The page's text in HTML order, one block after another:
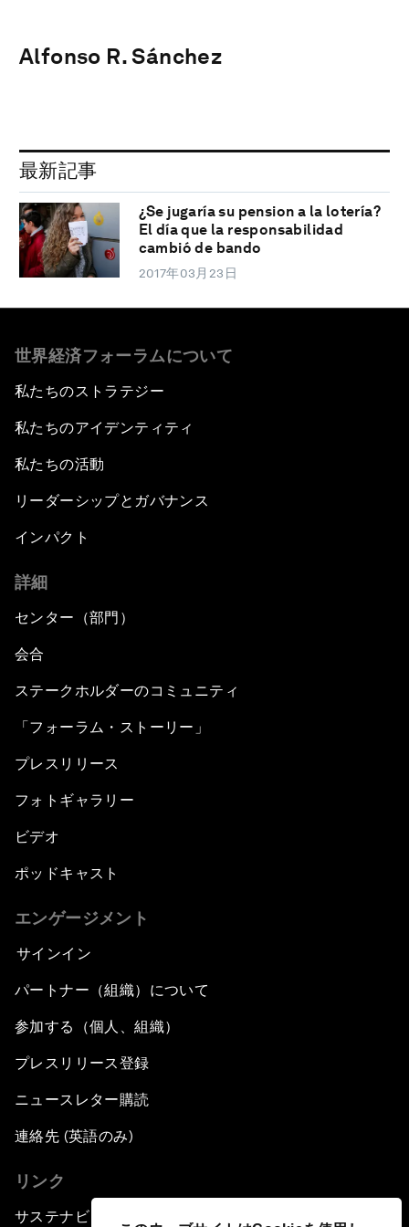
Alfonso R. Sánchez
最新記事
¿Se jugaría su pension a la lotería?
El día que la responsabilidad
cambió de bando
2017年03月23日
世界経済フォーラムについて
私たちのストラテジー
私たちのアイデンティティ
私たちの活動
リーダーシップとガバナンス
インパクト
詳細
センター（部門）
会合
ステークホルダーのコミュニティ
「フォーラム・ストーリー」
プレスリリース
フォトギャラリー
ビデオ
ポッドキャスト
エンゲージメント
サインイン
パートナー（組織）について
参加する（個人、組織）
プレスリリース登録
ニュースレター購読
連絡先 (英語のみ)
リンク
サステナビリティへの取り組み